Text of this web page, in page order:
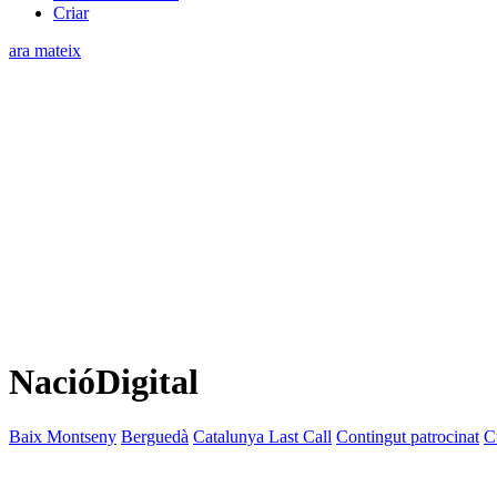
Criar
ara mateix
NacióDigital
Baix Montseny Berguedà Catalunya Last Call Contingut patrocinat